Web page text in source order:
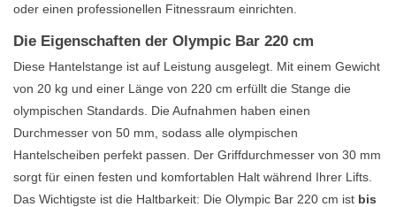
oder einen professionellen Fitnessraum einrichten.
Die Eigenschaften der Olympic Bar 220 cm
Diese Hantelstange ist auf Leistung ausgelegt. Mit einem Gewicht
von 20 kg und einer Länge von 220 cm erfüllt die Stange die
olympischen Standards. Die Aufnahmen haben einen
Durchmesser von 50 mm, sodass alle olympischen
Hantelscheiben perfekt passen. Der Griffdurchmesser von 30 mm
sorgt für einen festen und komfortablen Halt während Ihrer Lifts.
Das Wichtigste ist die Haltbarkeit: Die Olympic Bar 220 cm ist bis